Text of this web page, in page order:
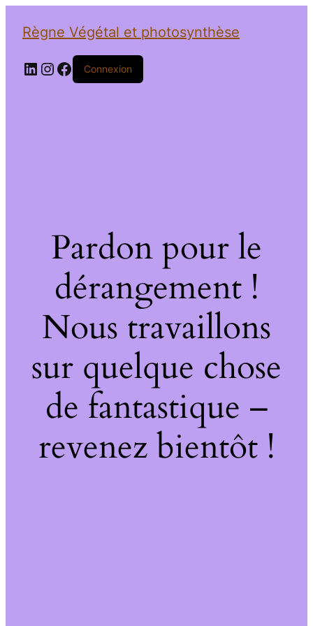
Règne Végétal et photosynthèse
LinkedIn
Instagram
Facebook
Connexion
Pardon pour le
dérangement !
Nous travaillons
sur quelque chose
de fantastique –
revenez bientôt !